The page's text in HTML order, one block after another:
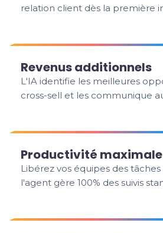
relation client dès la première
Revenus additionnels
L'IA identifie les meilleures
cross-sell et les communique
Productivité maximale
Libérez vos équipes des
l'agent gère 100% des suivis